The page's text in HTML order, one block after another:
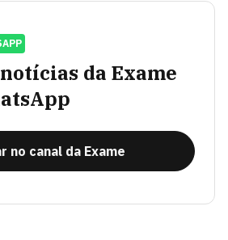
da Exame
no canal da Exame